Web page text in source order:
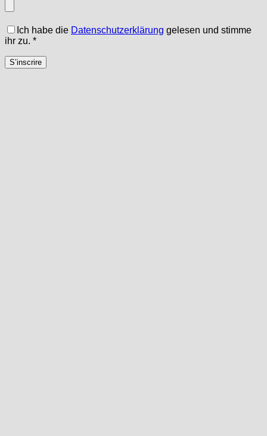
Ich habe die Datenschutzerklärung gelesen und stimme
ihr zu. *
S’inscrire